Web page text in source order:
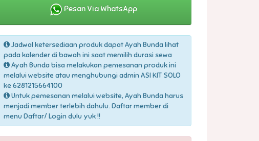
Pesan Via WhatsApp
Jadwal ketersediaan produk dapat Ayah Bunda lihat
pada kalender di bawah ini saat memilih durasi sewa
Ayah Bunda bisa melakukan pemesanan produk ini
melalui website atau menghubungi admin ASI KIT SOLO
ke 6281215664100
Untuk pemesanan melalui website, Ayah Bunda harus
menjadi member terlebih dahulu. Daftar member di
menu Daftar/ Login dulu yuk !!